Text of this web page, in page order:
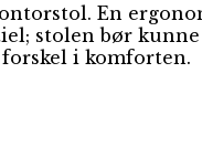
En
stolen bør
i komforten.